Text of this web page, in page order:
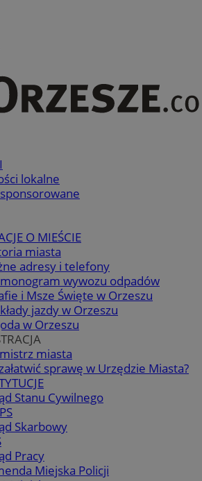
lokalne
O MIEŚCIE
miasta
adresy i telefony
wywozu odpadów
i Msze Święte w Orzeszu
jazdy w Orzeszu
w Orzeszu
miasta
sprawę w Urzędzie Miasta?
Stanu Cywilnego
Skarbowy
Pracy
Miejska Policji